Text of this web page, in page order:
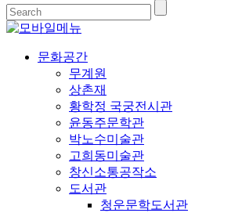
문화공간
무계원
상촌재
황학정 국궁전시관
윤동주문학관
박노수미술관
고희동미술관
창신소통공작소
도서관
청운문학도서관